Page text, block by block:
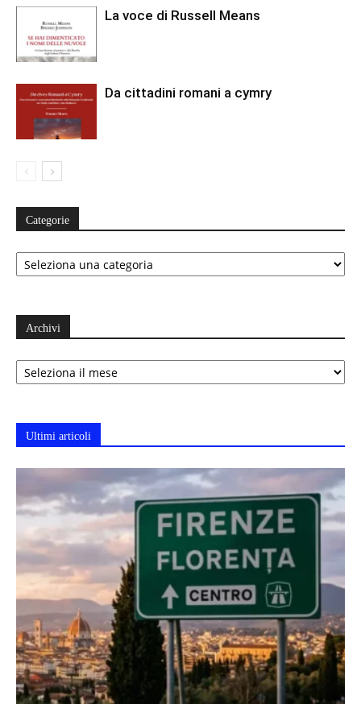
La voce di Russell Means
Da cittadini romani a cymry
Categorie
Categorie
Archivi
Archivi
Ultimi articoli